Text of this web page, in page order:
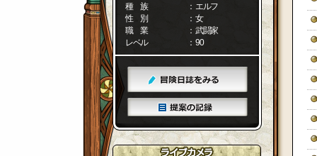
種 族
： エルフ
性 別
： 女
職 業
： 武闘家
レベル
： 90